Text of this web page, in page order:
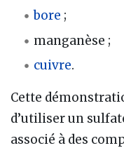
bore ;
manganèse ;
cuivre.
Cette
d’utiliser un
associé à des